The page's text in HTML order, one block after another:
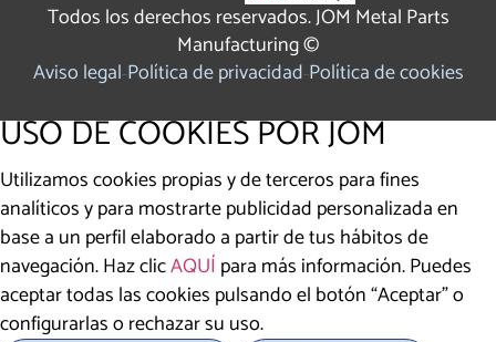
Todos los derechos reservados. JOM Metal Parts
Manufacturing ©
Aviso legalPolítica de privacidadPolítica de cookies
USO DE COOKIES POR JOM
Utilizamos cookies propias y de terceros para fines
analíticos y para mostrarte publicidad personalizada en
base a un perfil elaborado a partir de tus hábitos de
navegación. Haz clicAQUÍ para más información. Puedes
aceptar todas las cookies pulsando el botón “Aceptar” o
configurarlas o rechazar su uso.